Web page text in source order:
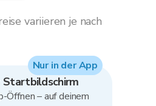
variieren je nach
Öffnen – auf deinem
Nur in der App